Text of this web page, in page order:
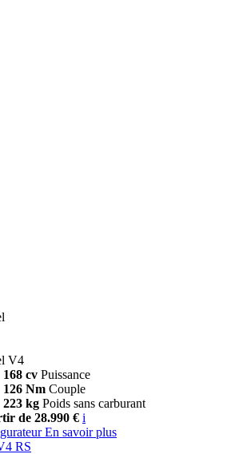
V4
168 cv Puissance
126 Nm Couple
223 kg Poids sans carburant
de 28.990 € i
En savoir plus
RS